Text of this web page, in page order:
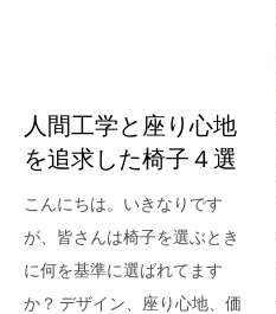
人間工学と座り心地
を追求した椅子４選
こんにちは。いきなりです
が、皆さんは椅子を選ぶとき
に何を基準に選ばれてます
か？ デザイン、座り心地、価